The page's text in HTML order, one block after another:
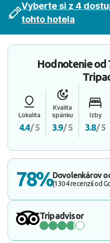
Vyberte si z 4
tohto hotela
Hodnotenie od
Lokalita
4.4/ 5
Kvalita
spánku
3.9/ 5
Izby
3.8/ 5
78%Dovolenkárov
(1304 recenzií od
Tripadvisor